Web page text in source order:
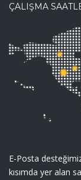
ÇALIŞMA
E-Posta
kısımda yer alan